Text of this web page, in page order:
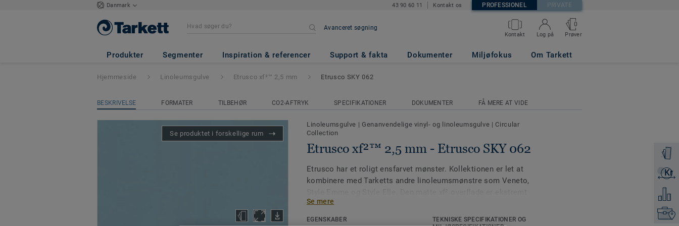
Danmark 43 90 60 11 Kontakt os PROFESSIONEL PRIVATE
Avanceret søgning
Kontakt Log på
0
Prøver
Produkter Segmenter Inspiration & referencer Support & fakta Dokumenter Miljøfokus Om Tarkett
Etrusco xf²™ 2,5 mm - Etrusco SKY 062
Bestil
Kr
Få et
Tilføj
Hjemmeside Linoleumsgulve Etrusco xf²™ 2,5 mm Etrusco SKY 062
BESKRIVELSE FORMATER TILBEHØR CO2-AFTRYK SPECIFIKATIONER DOKUMENTER FÅ MERE AT VIDE
Se produktet i forskellige rum
Linoleumsgulve | Genanvendelige vinyl- og linoleumsgulve | Circular
Collection
Etrusco xf²™ 2,5 mm - Etrusco SKY 062
Etrusco har et roligt ensfarvet mønster. Kollektionen er let at
kombinere med Tarketts andre linoleumsmønstre som Veneto,
slidstærk og gør gulvet meget nemt at rengøre og vedligeholde
uden brug af voks eller polish. Samtlige farver fås også i en 19 dB
Se mere
EGENSKABER
TEKNISKE SPECIFIKATIONER OG